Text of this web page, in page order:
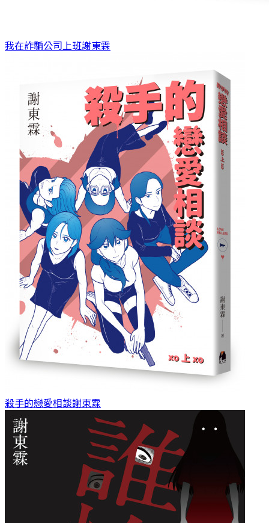
我在詐騙公司上班謝東霖
殺手的戀愛相談謝東霖